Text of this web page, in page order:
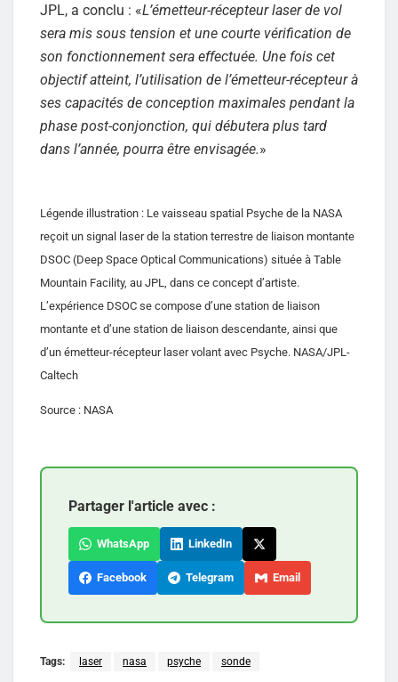
JPL, a conclu : «L’émetteur-récepteur laser de vol
sera mis sous tension et une courte vérification de
son fonctionnement sera effectuée. Une fois cet
objectif atteint, l’utilisation de l’émetteur-récepteur à
ses capacités de conception maximales pendant la
phase post-conjonction, qui débutera plus tard
dans l’année, pourra être envisagée.»
Légende illustration : Le vaisseau spatial Psyche de la NASA
reçoit un signal laser de la station terrestre de liaison montante
DSOC (Deep Space Optical Communications) située à Table
Mountain Facility, au JPL, dans ce concept d’artiste.
L’expérience DSOC se compose d’une station de liaison
montante et d’une station de liaison descendante, ainsi que
d’un émetteur-récepteur laser volant avec Psyche. NASA/JPL-
Caltech
Source : NASA
Partager l'article avec :
WhatsApp LinkedIn
Facebook Telegram Email
Tags: laser nasa psyche sonde